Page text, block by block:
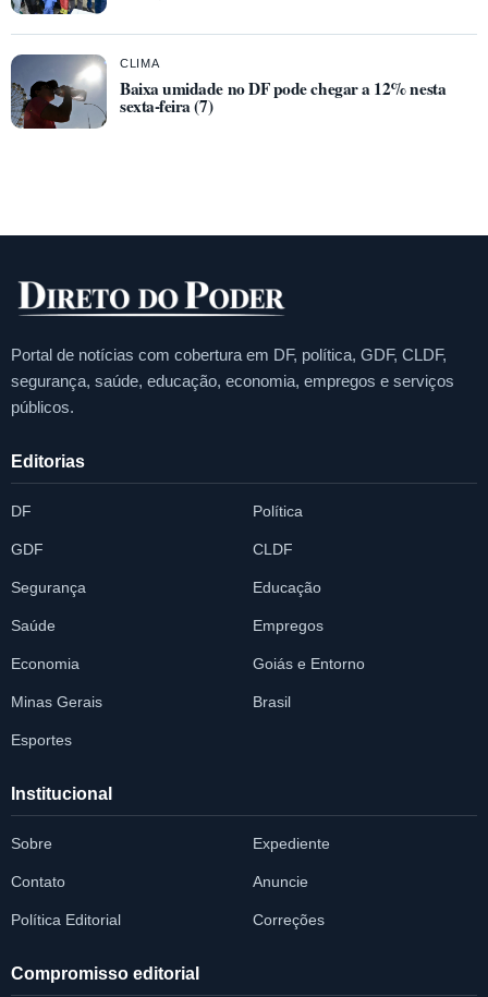
CLIMA
Baixa umidade no DF pode chegar a 12% nesta
sexta-feira (7)
Portal de notícias com cobertura em DF, política, GDF, CLDF,
segurança, saúde, educação, economia, empregos e serviços
públicos.
Editorias
DF Política
GDF CLDF
Segurança Educação
Saúde Empregos
Economia Goiás e Entorno
Minas Gerais Brasil
Esportes
Institucional
Sobre Expediente
Contato Anuncie
Política Editorial Correções
Compromisso editorial